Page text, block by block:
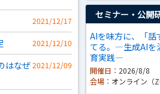
セミナー・公開
AIを味方に、「話
てる。―生成AIを
育実践―
開催日： 2026/8/8
会場： オンライン（
2021/12/17
2021/12/10
2021/12/09
はなぜ